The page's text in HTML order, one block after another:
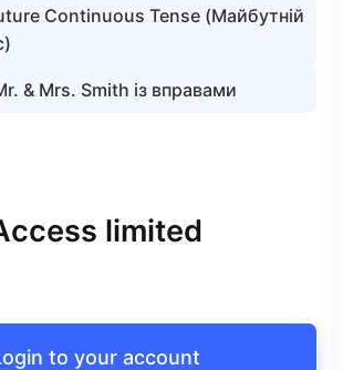
Continuous Tense (Майбутній
& Mrs. Smith із вправами
limited
to your account